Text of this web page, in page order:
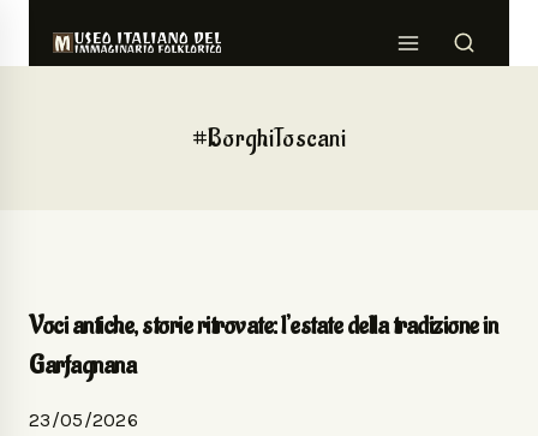
#BorghiToscani
Voci antiche, storie ritrovate: l’estate della tradizione in
Garfagnana
23/05/2026